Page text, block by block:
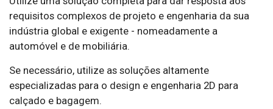
requisitos complexos de projeto e engenharia da sua
indústria global e exigente - nomeadamente a
automóvel e de mobiliária.
Se necessário, utilize as soluções altamente
especializadas para o design e engenharia 2D para
calçado e bagagem.